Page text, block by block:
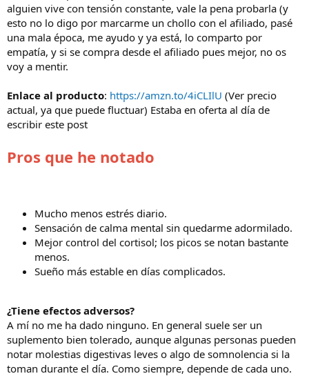
alguien vive con tensión constante, vale la pena probarla (y
esto no lo digo por marcarme un chollo con el afiliado, pasé
una mala época, me ayudo y ya está, lo comparto por
empatía, y si se compra desde el afiliado pues mejor, no os
voy a mentir.
Enlace al producto: https://amzn.to/4iCLIlU (Ver precio
actual, ya que puede fluctuar) Estaba en oferta al día de
escribir este post
Pros que he notado
Mucho menos estrés diario.
Sensación de calma mental sin quedarme adormilado.
Mejor control del cortisol; los picos se notan bastante
menos.
Sueño más estable en días complicados.
¿Tiene efectos adversos?
A mí no me ha dado ninguno. En general suele ser un
suplemento bien tolerado, aunque algunas personas pueden
notar molestias digestivas leves o algo de somnolencia si la
toman durante el día. Como siempre, depende de cada uno.